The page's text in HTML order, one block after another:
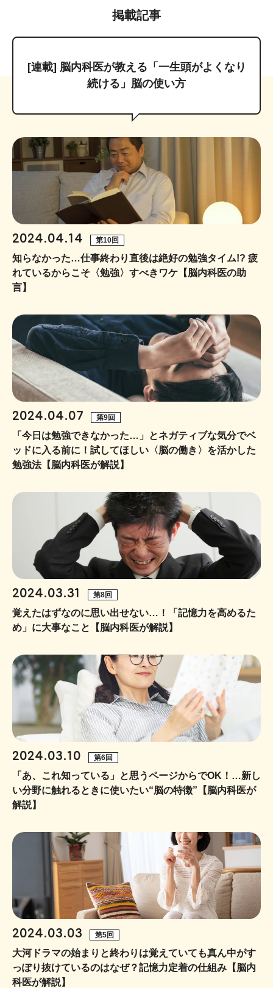
掲載記事
[連載] 脳内科医が教える「一生頭がよくなり
続ける」脳の使い方
2024.04.14 第10回
知らなかった…仕事終わり直後は絶好の勉強タイム!? 疲
れているからこそ〈勉強〉すべきワケ【脳内科医の助
言】
2024.04.07 第9回
「今日は勉強できなかった…」とネガティブな気分でベ
ッドに入る前に！試してほしい〈脳の働き〉を活かした
勉強法【脳内科医が解説】
2024.03.31 第8回
覚えたはずなのに思い出せない…！「記憶力を高めるた
め」に大事なこと【脳内科医が解説】
2024.03.10 第6回
「あ、これ知っている」と思うページからでOK！…新し
い分野に触れるときに使いたい“脳の特徴”【脳内科医が
解説】
2024.03.03 第5回
大河ドラマの始まりと終わりは覚えていても真ん中がす
っぽり抜けているのはなぜ？記憶力定着の仕組み【脳内
科医が解説】